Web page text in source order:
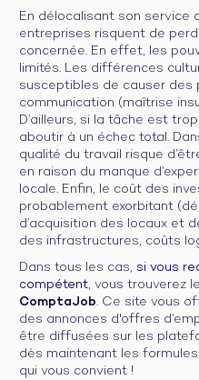
En délocalisant son service
entreprises risquent de
concernée. En effet, les
limités. Les différences
susceptibles de causer
communication (maîtrise
D’ailleurs, si la tâche est
aboutir à un échec total.
qualité du travail risque
en raison du manque
locale. Enfin, le coût des
probablement exorbitant
d’acquisition des locaux et
des infrastructures, coûts
Dans tous les cas, si vous
compétent, vous trouverez
ComptaJob. Ce site vous
des annonces d'offres
être diffusées sur les
dès maintenant les
qui vous convient !